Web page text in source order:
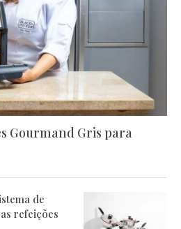
Gourmand Gris para
de
refeições